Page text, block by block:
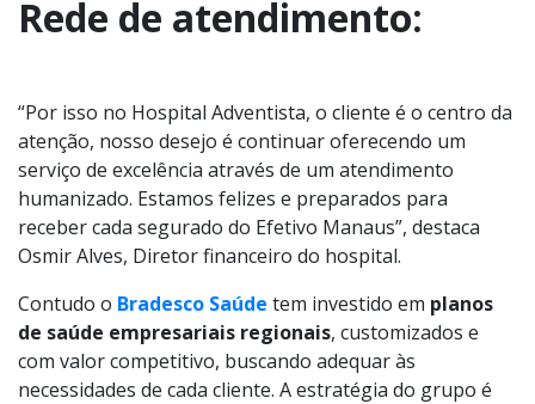
Rede de atendimento:
“Por isso no Hospital Adventista, o cliente é o centro da
atenção, nosso desejo é continuar oferecendo um
serviço de excelência através de um atendimento
humanizado. Estamos felizes e preparados para
receber cada segurado do Efetivo Manaus”, destaca
Osmir Alves, Diretor financeiro do hospital.
Contudo o Bradesco Saúde tem investido em planos
de saúde empresariais regionais, customizados e
com valor competitivo, buscando adequar às
necessidades de cada cliente. A estratégia do grupo é